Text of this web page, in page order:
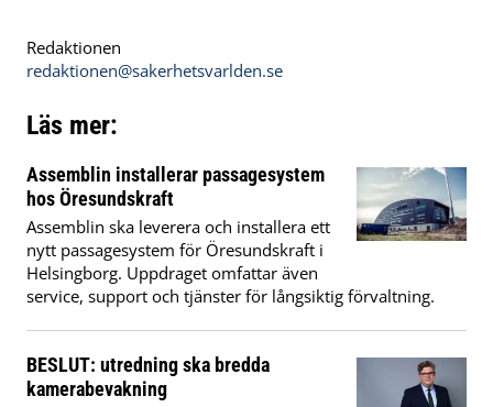
Redaktionen
redaktionen@sakerhetsvarlden.se
Läs mer:
Assemblin installerar passagesystem
hos Öresundskraft
Assemblin ska leverera och installera ett
nytt passagesystem för Öresundskraft i
Helsingborg. Uppdraget omfattar även
service, support och tjänster för långsiktig förvaltning.
BESLUT: utredning ska bredda
kamerabevakning